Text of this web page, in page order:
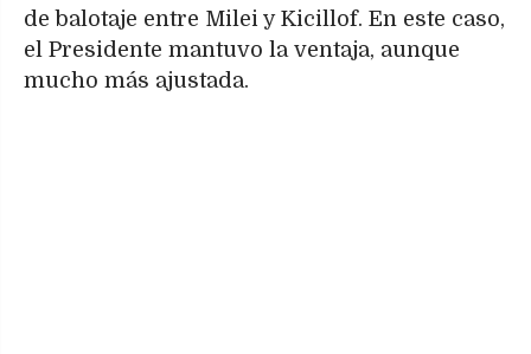
de balotaje entre Milei y Kicillof. En este caso,
el Presidente mantuvo la ventaja, aunque
mucho más ajustada.